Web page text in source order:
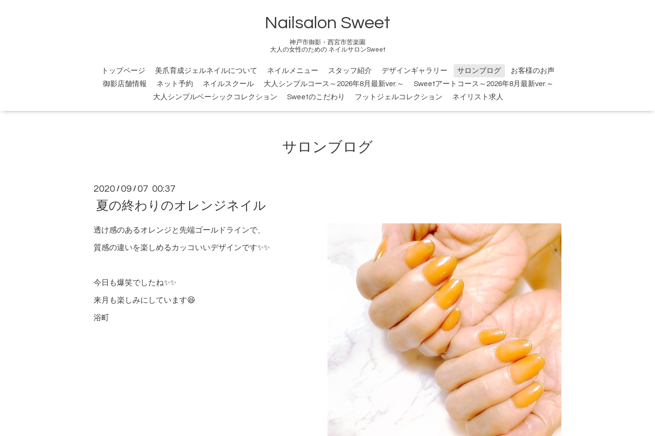
Nailsalon Sweet
神戸市御影・西宮市苦楽園
大人の女性のための ネイルサロンSweet
トップページ 美爪育成ジェルネイルについて ネイルメニュー スタッフ紹介 デザインギャラリー サロンブログ
お客様のお声
御影店舗情報
ネット予約 ネイルスクール 大人シンプルコース～2026年8月最新ver.～
Sweetアートコース～2026年8月最新ver.～
大人シンプルベーシックコレクション
Sweetのこだわり フットジェルコレクション ネイリスト求人
サロンブログ
2020 / 09 / 07 00:37
夏の終わりのオレンジネイル
透け感のあるオレンジと先端ゴールドラインで、
質感の違いを楽しめるカッコいいデザインです✨✨
今日も爆笑でしたね✨✨
来月も楽しみにしています😆
浴町